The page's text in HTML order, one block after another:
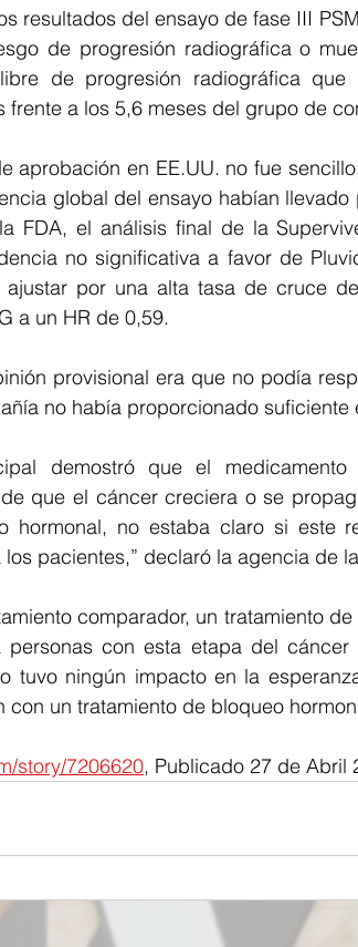
resultados del ensayo de fase III
de progresión radiográfica o
de progresión radiográfica
frente a los 5,6 meses del grupo de
aprobación en EE.UU. no fue
global del ensayo habían
FDA, el análisis final de la
no significativa a favor de
ajustar por una alta tasa de cruce
a un HR de 0,59.
provisional era que no podía
no había proporcionado suficiente
demostró que el medicamento
que el cáncer creciera o se
hormonal, no estaba claro si este
pacientes,” declaró la agencia de
comparador, un tratamiento
con esta etapa del
tuvo ningún impacto en la
un tratamiento de bloqueo
story/7206620, Publicado 27 de Abril